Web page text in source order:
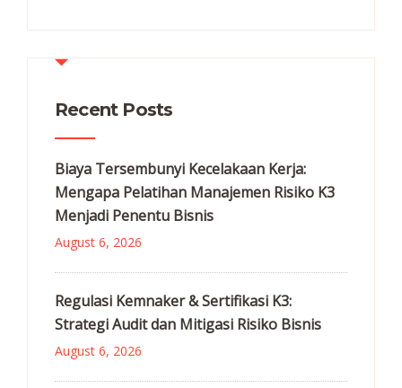
Recent Posts
Biaya Tersembunyi Kecelakaan Kerja:
Mengapa Pelatihan Manajemen Risiko K3
Menjadi Penentu Bisnis
August 6, 2026
Regulasi Kemnaker & Sertifikasi K3:
Strategi Audit dan Mitigasi Risiko Bisnis
August 6, 2026